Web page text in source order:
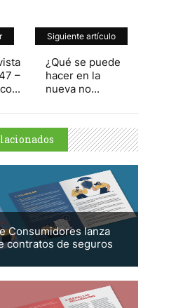
–
Siguiente artículo
¿Qué se puede
hacer en la
nueva no...
Consumidores lanza
contratos de seguros